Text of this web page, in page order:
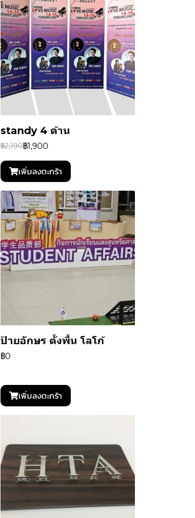
standy 4 ด้าน
฿2,190฿1,900
เพิ่มลงตะกร้า
ป้ายอักษร ตั้งพื้น โลโก้
฿0
เพิ่มลงตะกร้า